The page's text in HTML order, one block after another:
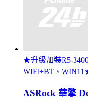
★升級加裝R5-
WIFI+BT、
ASRock 華擎